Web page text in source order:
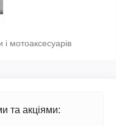
мотоаксесуарів
та акціями: